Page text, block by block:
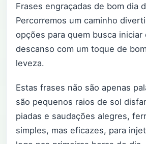
Frases engraçadas de bom dia
Percorremos um caminho
opções para quem busca iniciar
descanso com um toque de
leveza.
Estas frases não são apenas
são pequenos raios de sol
piadas e saudações alegres,
simples, mas eficazes, para